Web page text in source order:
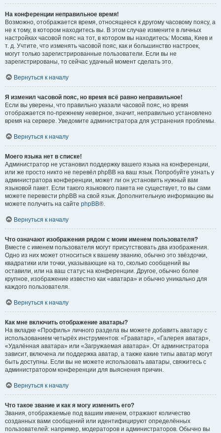
На конференции неправильное время!
Возможно, отображается время, относящееся к другому часовому поясу, а
не к тому, в котором находитесь вы. В этом случае измените в личных
настройках часовой пояс на тот, в котором вы находитесь: Москва, Киев и
т. д. Учтите, что изменять часовой пояс, как и большинство настроек,
могут только зарегистрированные пользователи. Если вы не
зарегистрированы, то сейчас удачный момент сделать это.
Вернуться к началу
Я изменил часовой пояс, но время всё равно неправильное!
Если вы уверены, что правильно указали часовой пояс, но время
отображается по-прежнему неверное, значит, неправильно установлено
время на сервере. Уведомите администратора для устранения проблемы.
Вернуться к началу
Моего языка нет в списке!
Администратор не установил поддержку вашего языка на конференции,
или же просто никто не перевёл phpBB на ваш язык. Попробуйте узнать у
администратора конференции, может ли он установить нужный вам
языковой пакет. Если такого языкового пакета не существует, то вы сами
можете перевести phpBB на свой язык. Дополнительную информацию вы
можете получить на сайте phpBB®.
Вернуться к началу
Что означают изображения рядом с моим именем пользователя?
Вместе с именем пользователя могут присутствовать два изображения.
Одно из них может относиться к вашему званию, обычно это звёздочки,
квадратики или точки, указывающие на то, сколько сообщений вы
оставили, или на ваш статус на конференции. Другое, обычно более
крупное, изображение известно как «аватара» и обычно уникально для
каждого пользователя.
Вернуться к началу
Как мне включить отображение аватары?
На вкладке «Профиль» личного раздела вы можете добавить аватару с
использованием четырёх инструментов: «Граватар», «Галерея аватар»,
«Удалённая аватара» или «Загружаемая аватара». От администратора
зависит, включена ли поддержка аватар, а также какие типы аватар могут
быть доступны. Если вы не можете использовать аватары, свяжитесь с
администратором конференции для выяснения причин.
Вернуться к началу
Что такое звание и как я могу изменить его?
Звания, отображаемые под вашим именем, отражают количество
созданных вами сообщений или идентифицируют определённых
пользователей: например, модераторов и администраторов. Обычно вы